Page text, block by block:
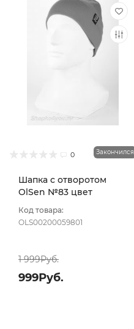
0 Закончился
Шапка с отворотом
OlSen №83 цвет
Код товара:
OLS00200059801
1 999Руб.
999Руб.